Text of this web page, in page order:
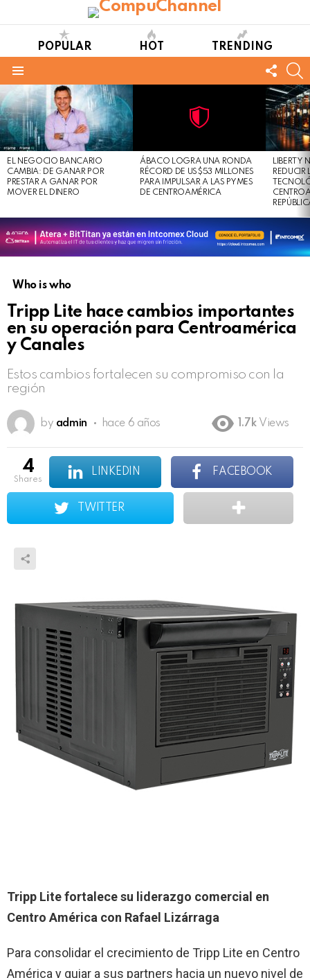
POPULAR HOT TRENDING
US
LATEST
STORIES
EL NEGOCIO BANCARIO
CAMBIA: DE GANAR POR
PRESTAR A GANAR POR
MOVER EL DINERO
Safe
For
Work
view
this
post
ÁBACO LOGRA UNA RONDA
RÉCORD DE US$53 MILLONES
PARA IMPULSAR A LAS PYMES
DE CENTROAMÉRICA
LIBERTY
REDUCIR
Who is who
Tripp Lite hace cambios importantes
en su operación para Centroamérica
y Canales
Estos cambios fortalecen su compromiso con la
región
by admin hace 6 años 1.7k Views
4
shares
LINKEDIN FACEBOOK
TWITTER
Tripp Lite fortalece su liderazgo comercial en
Centro América con Rafael Lizárraga
Para consolidar el crecimiento de Tripp Lite en Centro
América y guiar a sus partners hacia un nuevo nivel de